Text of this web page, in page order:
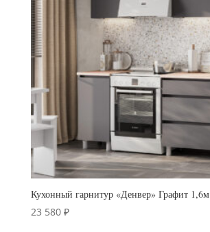
Кухонный гарнитур «Денвер» Графит 1,6м
23 580 ₽